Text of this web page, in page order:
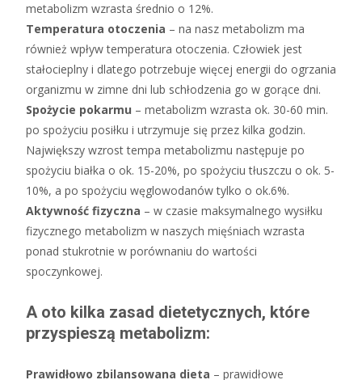
metabolizm wzrasta średnio o 12%.
Temperatura otoczenia – na nasz metabolizm ma
również wpływ temperatura otoczenia. Człowiek jest
stałocieplny i dlatego potrzebuje więcej energii do ogrzania
organizmu w zimne dni lub schłodzenia go w gorące dni.
Spożycie pokarmu – metabolizm wzrasta ok. 30-60 min.
po spożyciu posiłku i utrzymuje się przez kilka godzin.
Największy wzrost tempa metabolizmu następuje po
spożyciu białka o ok. 15-20%, po spożyciu tłuszczu o ok. 5-
10%, a po spożyciu węglowodanów tylko o ok.6%.
Aktywność fizyczna – w czasie maksymalnego wysiłku
fizycznego metabolizm w naszych mięśniach wzrasta
ponad stukrotnie w porównaniu do wartości
spoczynkowej.
A oto kilka zasad dietetycznych, które
przyspieszą metabolizm:
Prawidłowo zbilansowana dieta – prawidłowe